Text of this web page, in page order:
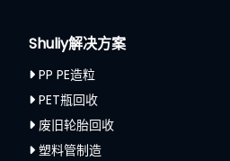
Shuliy解决方案
PP PE造粒
PET瓶回收
废旧轮胎回收
塑料管制造